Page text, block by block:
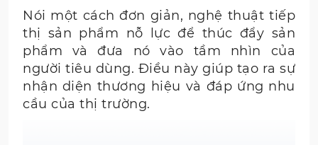
Nói một cách đơn giản, nghệ thuật tiếp
thị sản phẩm nỗ lực để thúc đẩy sản
phẩm và đưa nó vào tầm nhìn của
người tiêu dùng. Điều này giúp tạo ra sự
nhận diện thương hiệu và đáp ứng nhu
cầu của thị trường.